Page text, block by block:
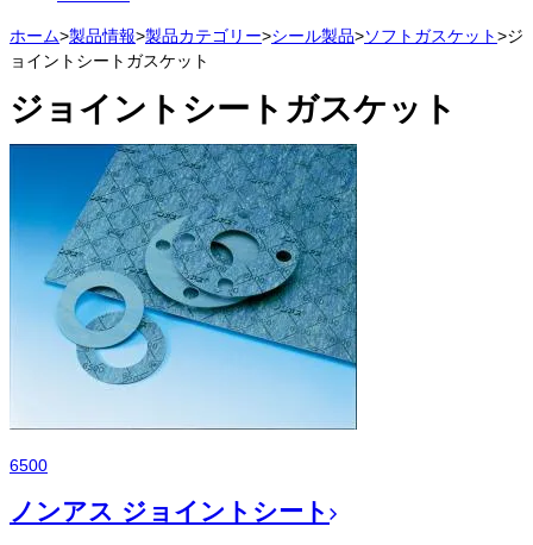
ホーム>製品情報>製品カテゴリー>シール製品>ソフトガスケット>ジ
ョイントシートガスケット
ジョイントシートガスケット
6500
ノンアス ジョイントシート